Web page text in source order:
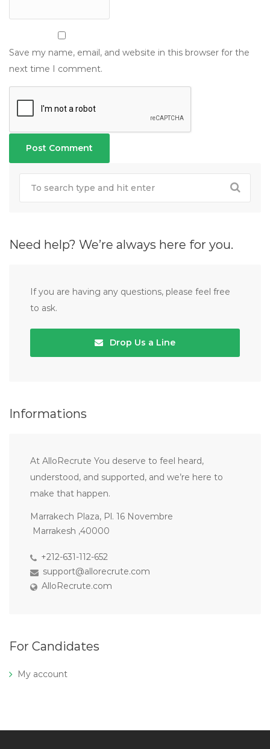
Save my name, email, and website in this browser for the
next time I comment.
Need help? We’re always here for you.
If you are having any questions, please feel free
to ask.
Drop Us a Line
Informations
At AlloRecrute You deserve to feel heard,
understood, and supported, and we’re here to
make that happen.
Marrakech Plaza, Pl. 16 Novembre
Marrakesh ,40000
+212-631-112-652
support@allorecrute.com
AlloRecrute.com
For Candidates
My account